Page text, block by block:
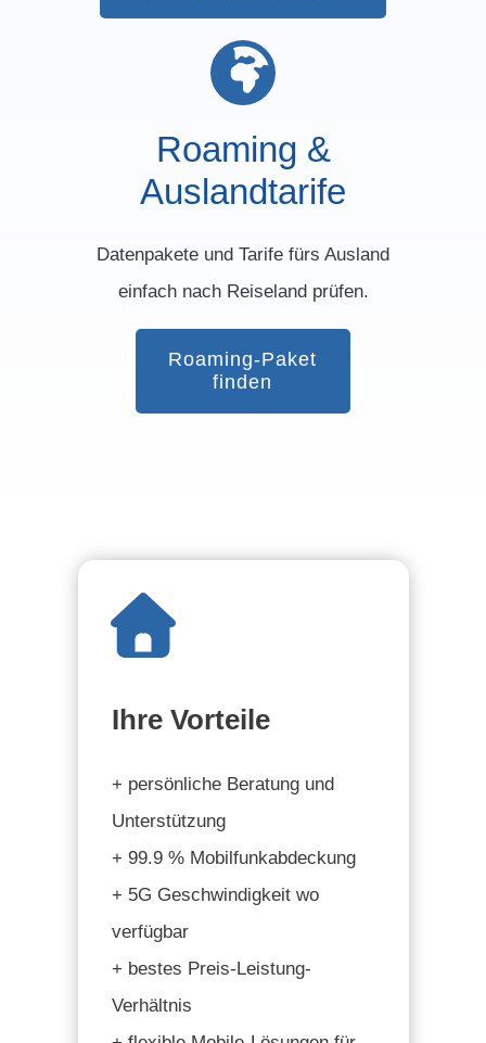
Roaming &
Auslandtarife
Datenpakete und Tarife fürs Ausland
einfach nach Reiseland prüfen.
Roaming-Paket
finden
Ihre Vorteile
+ persönliche Beratung und
Unterstützung
+ 99.9 % Mobilfunkabdeckung
+ 5G Geschwindigkeit wo
verfügbar
+ bestes Preis-Leistung-
Verhältnis